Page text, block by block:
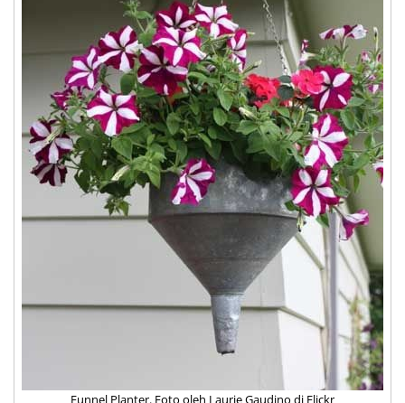
Funnel Planter. Foto oleh Laurie Gaudino di Flickr